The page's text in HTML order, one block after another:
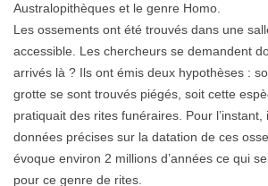
Australopithèques et le genre Homo.
Les ossements ont été trouvés dans une
accessible. Les chercheurs se demandent
arrivés là ? Ils ont émis deux hypothèses :
grotte se sont trouvés piégés, soit cette
pratiquait des rites funéraires. Pour l’instant,
données précises sur la datation de ces
évoque environ 2 millions d’années ce qui
pour ce genre de rites.